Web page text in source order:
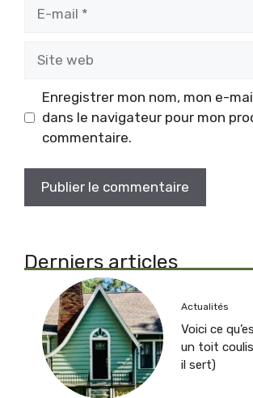
mail
web
Enregistrer mon nom, mon e-
dans le navigateur pour mon
commentaire.
Derniers articles
Actualités
Voici ce
un toit
il sert)